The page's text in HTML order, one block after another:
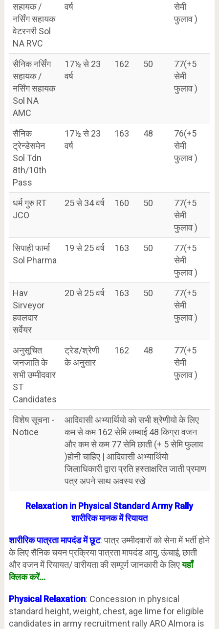
सहायक /
नर्सिंग सहायक
वेटरनरी Sol
NA RVC
वर्ष
सेमी
फुलाव )
सैनिक नर्सिंग
सहायक /
नर्सिंग सहायक
Sol NA
AMC
17½ से 23
वर्ष
162 50
77(+5
सेमी
फुलाव )
सैनिक
ट्रेन्डेसमेन
Sol Tdn
8th/10th
Pass
17½ से 23
वर्ष
163 48
76(+5
सेमी
फुलाव )
धर्म गुरु RT
JCO
25 से 34 वर्ष 160 50
77(+5
सेमी
फुलाव )
सिपाही फार्मा
Sol Pharma
19 से 25 वर्ष 163 50
77(+5
सेमी
फुलाव )
Hav
Sirveyor
हवलदार
सर्वेयर
20 से 25 वर्ष 163 50
77(+5
सेमी
फुलाव )
अनुसूचित
जनजाति के
सभी उम्मीदवार
ST
Candidates
ट्रेड/श्रेणी
के अनुसार
162 48
77(+5
सेमी
फुलाव )
विशेष सूचना -
Notice
आदिवासी अभ्यार्थियो को सभी श्रेणीयो के लिए
कम से कम 162 सेमि लम्बाई 48 किग्रा वजन
और कम से कम 77 सेमि छाती (+ 5 सेमि फुलाव
)होनी चाहिए | आदिवासी अभ्यार्थियो
जिलाधिकारी द्वारा प्रति हस्ताक्षरित जाती प्रमाण
पत्र अपने साथ अवस्य रखे
Relaxation in Physical Standard Army Rally
शारीरिक मानक में रियायत
शारीरिक पात्रता मापदंड में छूट: पात्र उम्मीदवारों को सेना में भर्ती होने
के लिए सैनिक चयन प्रक्रिया पात्रता मापदंड आयु, ऊंचाई, छाती
और वजन में रियायत/ वारीयता की सम्पूर्ण जानकारी के लिएयहाँ
क्लिक करें…
Physical Relaxation: Concession in physical
standard height, weight, chest, age lime for eligible
candidates in army recruitment rally ARO Almora is